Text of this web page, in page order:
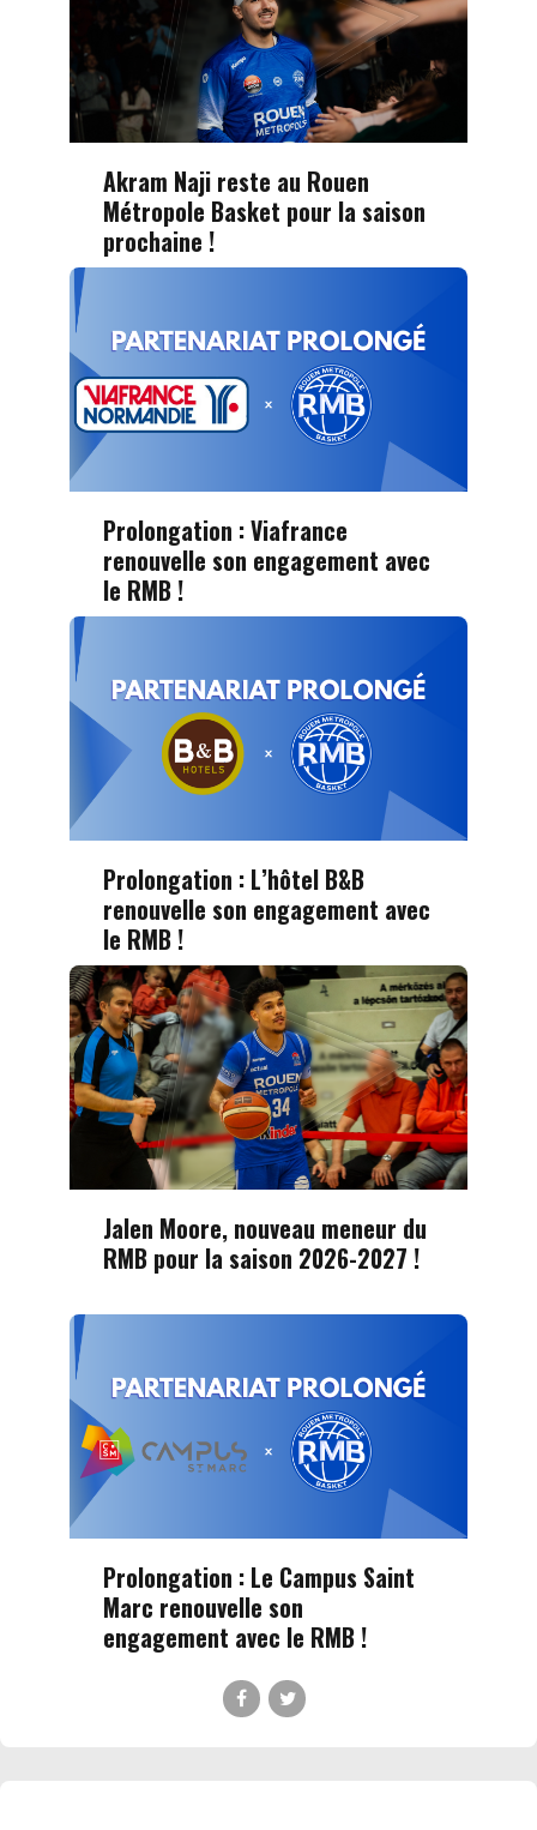
Akram Naji reste au Rouen
Métropole Basket pour la saison
prochaine !
Prolongation : Viafrance
renouvelle son engagement avec
le RMB !
Prolongation : L’hôtel B&B
renouvelle son engagement avec
le RMB !
Jalen Moore, nouveau meneur du
RMB pour la saison 2026-2027 !
Prolongation : Le Campus Saint
Marc renouvelle son
engagement avec le RMB !